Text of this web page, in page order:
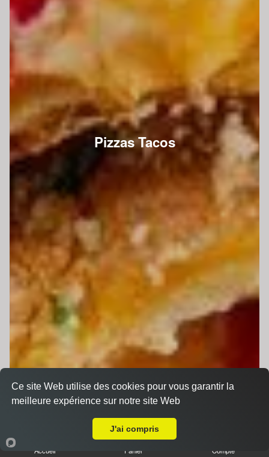
Pizzas Tacos
Accueil Panier Compte
Ce site Web utilise des cookies pour vous garantir la
meilleure expérience sur notre site Web
J'ai compris